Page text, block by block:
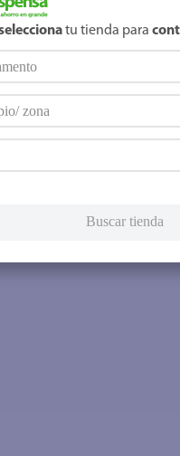
tu tienda para
zona
Buscar tienda